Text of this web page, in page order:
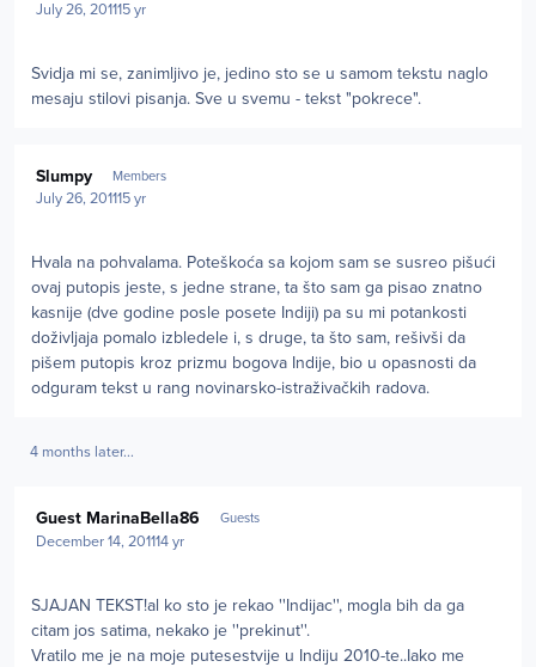
July 26, 201115 yr
Svidja mi se, zanimljivo je, jedino sto se u samom tekstu naglo
mesaju stilovi pisanja. Sve u svemu - tekst "pokrece".
Slumpy Members
July 26, 201115 yr
Hvala na pohvalama. Poteškoća sa kojom sam se susreo pišući
ovaj putopis jeste, s jedne strane, ta što sam ga pisao znatno
kasnije (dve godine posle posete Indiji) pa su mi potankosti
doživljaja pomalo izbledele i, s druge, ta što sam, rešivši da
pišem putopis kroz prizmu bogova Indije, bio u opasnosti da
odguram tekst u rang novinarsko-istraživačkih radova.
4 months later...
Guest MarinaBella86 Guests
December 14, 201114 yr
SJAJAN TEKST!al ko sto je rekao ''Indijac'', mogla bih da ga
citam jos satima, nekako je ''prekinut''.
Vratilo me je na moje putesestvije u Indiju 2010-te..Iako me